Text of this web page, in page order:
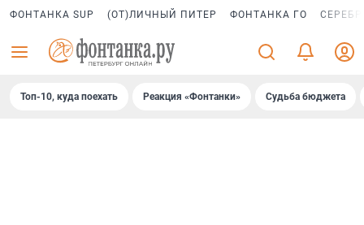
ФОНТАНКА SUP (ОТ)ЛИЧНЫЙ ПИТЕР ФОНТАНКА ГО
Топ-10, куда поехать Реакция «Фонтанки» Судьба бюджета